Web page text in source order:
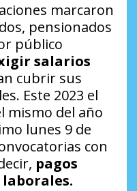
marcaron
pensionados
público
salarios
cubrir sus
Este 2023 el
mismo del año
lunes 9 de
con
pagos
laborales.